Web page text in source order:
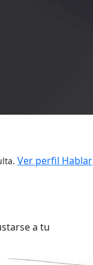
Ver perfil Hablar
a tu